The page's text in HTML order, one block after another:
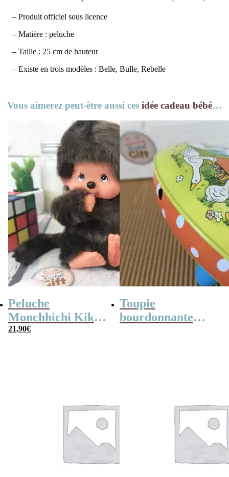
– Produit officiel sous licence
– Matière : peluche
– Taille : 25 cm de hauteur
– Existe en trois modèles : Belle, Bulle, Rebelle
Vous aimerez peut-être aussi ces idée cadeau bébé…
Peluche
Monchhichi Kiki
l’original (20 cm)
21,90€
Toupie
bourdonnante